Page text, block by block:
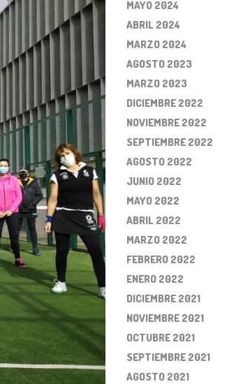
MAYO 2024
ABRIL 2024
MARZO 2024
AGOSTO 2023
MARZO 2023
DICIEMBRE 2022
NOVIEMBRE 2022
SEPTIEMBRE 2022
AGOSTO 2022
JUNIO 2022
MAYO 2022
ABRIL 2022
MARZO 2022
FEBRERO 2022
ENERO 2022
DICIEMBRE 2021
NOVIEMBRE 2021
OCTUBRE 2021
SEPTIEMBRE 2021
AGOSTO 2021